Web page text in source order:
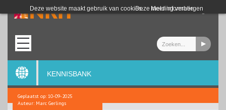
Deze website maakt gebruik van cookies. Meer informatie
Deze melding verbergen
Login
KENNISBANK
Geplaatst op: 10-09-2025
Auteur: Marc Gerlings